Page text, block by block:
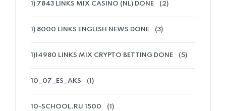
1) 7843 LINKS MIX CASINO (NL) DONE (2)
1) 8000 LINKS ENGLISH NEWS DONE (3)
1)14980 LINKS MIX CRYPTO BETTING DONE (5)
10_07_ES_AKS (1)
10-SCHOOL.RU 1500 (1)